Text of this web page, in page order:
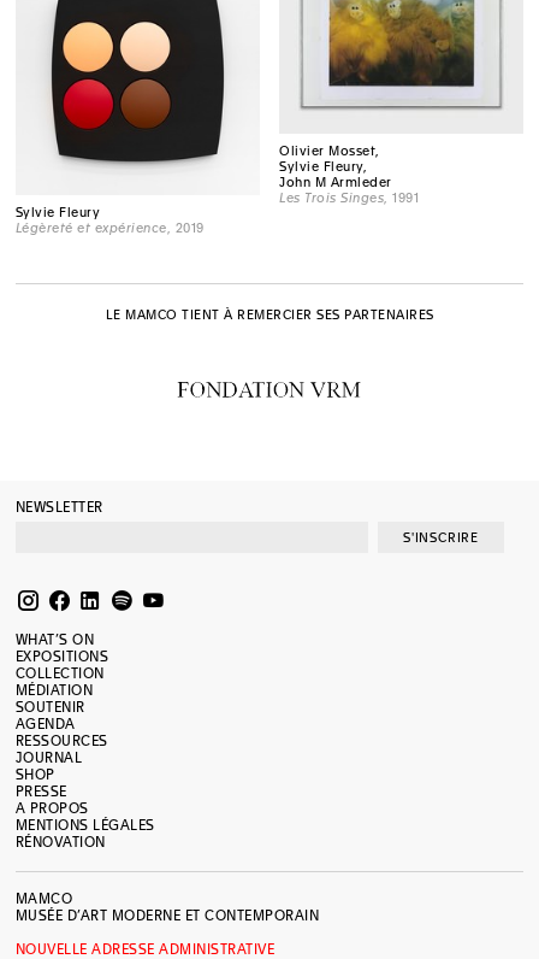
Sylvie Fleury
Légèreté et expérience , 2019
Olivier Mosset,
Sylvie Fleury,
John M Armleder
Les Trois Singes , 1991
LE MAMCO TIENT À REMERCIER SES PARTENAIRES
NEWSLETTER
S'INSCRIRE
WHAT’S ON
EXPOSITIONS
COLLECTION
MÉDIATION
SOUTENIR
AGENDA
RESSOURCES
JOURNAL
SHOP
PRESSE
A PROPOS
MENTIONS LÉGALES
RÉNOVATION
MAMCO
MUSÉE D’ART MODERNE ET CONTEMPORAIN
NOUVELLE ADRESSE ADMINISTRATIVE